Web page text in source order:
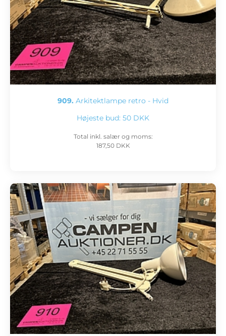
909. Arkitektlampe retro - Hvid
Højeste bud: 50 DKK
Total inkl. salær og moms:
187,50 DKK